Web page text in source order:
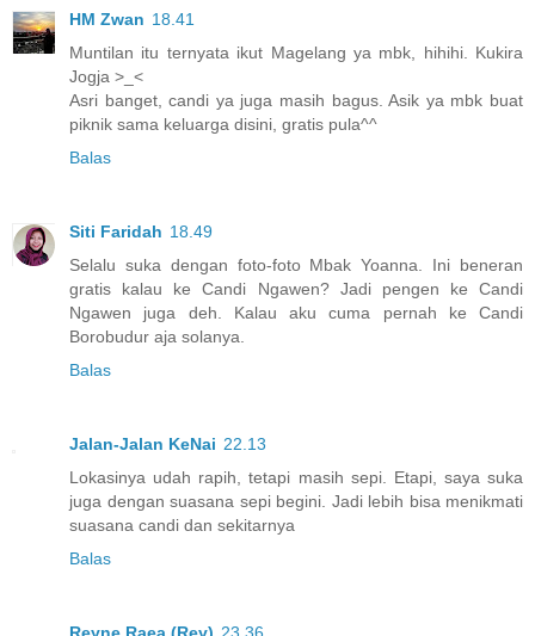
HM Zwan 18.41
Muntilan itu ternyata ikut Magelang ya mbk, hihihi. Kukira
Jogja >_<
Asri banget, candi ya juga masih bagus. Asik ya mbk buat
piknik sama keluarga disini, gratis pula^^
Balas
Siti Faridah 18.49
Selalu suka dengan foto-foto Mbak Yoanna. Ini beneran
gratis kalau ke Candi Ngawen? Jadi pengen ke Candi
Ngawen juga deh. Kalau aku cuma pernah ke Candi
Borobudur aja solanya.
Balas
Jalan-Jalan KeNai 22.13
Lokasinya udah rapih, tetapi masih sepi. Etapi, saya suka
juga dengan suasana sepi begini. Jadi lebih bisa menikmati
suasana candi dan sekitarnya
Balas